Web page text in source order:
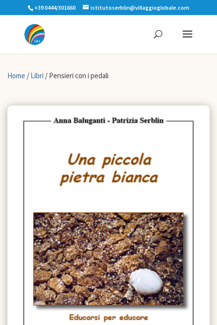
+39 0444/301660 istitutoserblin@villaggioglobale.com
Home / Libri / Pensieri con i pedali